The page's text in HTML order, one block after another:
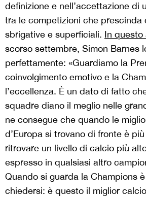
definizione e nell’accettazione di
tra le competizioni che prescinda
sbrigative e superficiali. In questo
scorso settembre, Simon Barnes
perfettamente: «Guardiamo la
coinvolgimento emotivo e la
l’eccellenza. È un dato di fatto
squadre diano il meglio nelle
ne consegue che quando le
d’Europa si trovano di fronte è
ritrovare un livello di calcio più
espresso in qualsiasi altro
Quando si guarda la Champions
chiedersi: è questo il miglior